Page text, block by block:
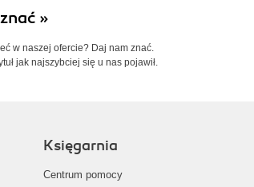
»
w naszej ofercie? Daj nam znać.
jak najszybciej się u nas pojawił.
Księgarnia
Centrum pomocy